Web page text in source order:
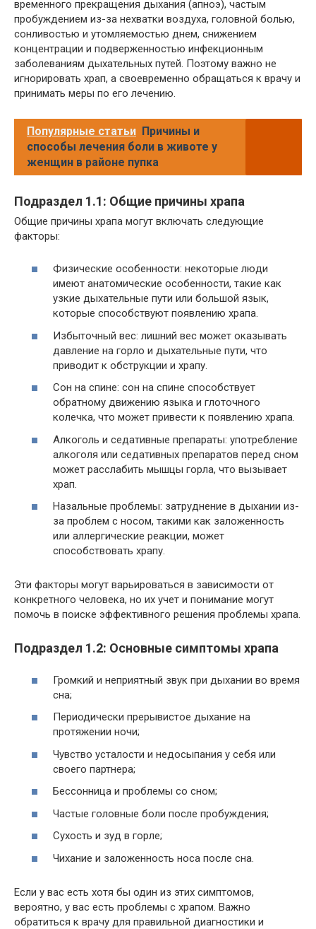
временного прекращения дыхания (апноэ), частым
пробуждением из-за нехватки воздуха, головной болью,
сонливостью и утомляемостью днем, снижением
концентрации и подверженностью инфекционным
заболеваниям дыхательных путей. Поэтому важно не
игнорировать храп, а своевременно обращаться к врачу и
принимать меры по его лечению.
Популярные статьи Причины и
способы лечения боли в животе у
женщин в районе пупка
Подраздел 1.1: Общие причины храпа
Общие причины храпа могут включать следующие
факторы:
Физические особенности: некоторые люди
имеют анатомические особенности, такие как
узкие дыхательные пути или большой язык,
которые способствуют появлению храпа.
Избыточный вес: лишний вес может оказывать
давление на горло и дыхательные пути, что
приводит к обструкции и храпу.
Сон на спине: сон на спине способствует
обратному движению языка и глоточного
колечка, что может привести к появлению храпа.
Алкоголь и седативные препараты: употребление
алкоголя или седативных препаратов перед сном
может расслабить мышцы горла, что вызывает
храп.
Назальные проблемы: затруднение в дыхании из-
за проблем с носом, такими как заложенность
или аллергические реакции, может
способствовать храпу.
Эти факторы могут варьироваться в зависимости от
конкретного человека, но их учет и понимание могут
помочь в поиске эффективного решения проблемы храпа.
Подраздел 1.2: Основные симптомы храпа
Громкий и неприятный звук при дыхании во время
сна;
Периодически прерывистое дыхание на
протяжении ночи;
Чувство усталости и недосыпания у себя или
своего партнера;
Бессонница и проблемы со сном;
Частые головные боли после пробуждения;
Сухость и зуд в горле;
Чихание и заложенность носа после сна.
Если у вас есть хотя бы один из этих симптомов,
вероятно, у вас есть проблемы с храпом. Важно
обратиться к врачу для правильной диагностики и